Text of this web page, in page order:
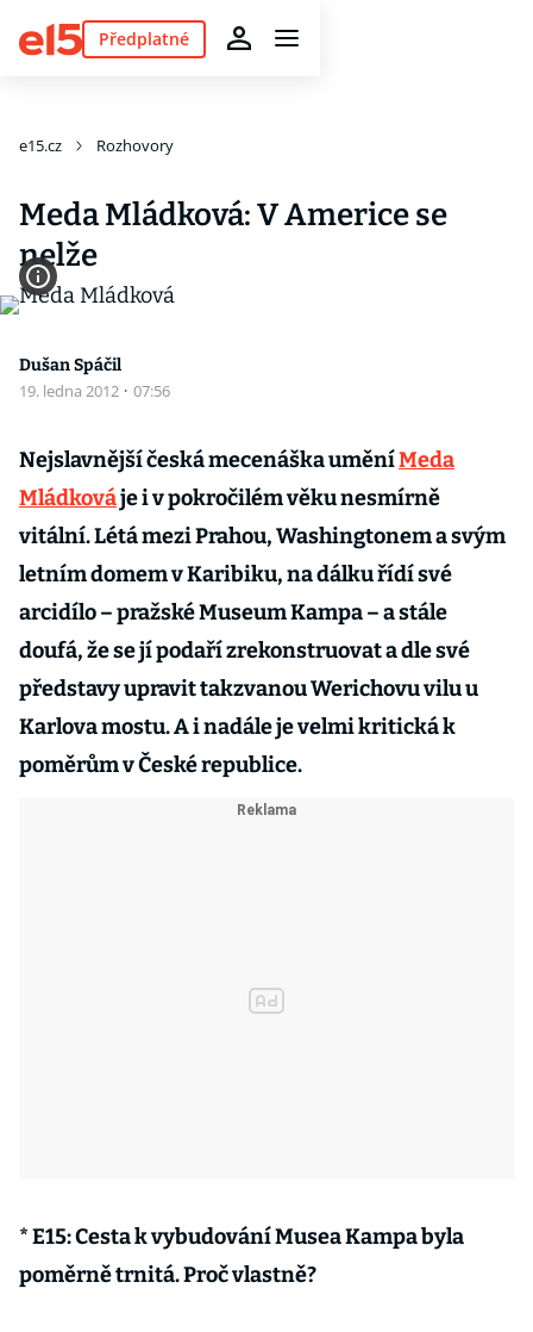
Předplatné
e15.cz Rozhovory
Meda Mládková: V Americe se
nelže
Dušan Spáčil
19. ledna 2012 · 07:56
Nejslavnější česká mecenáška uměníMeda
Mládkováje i v pokročilém věku nesmírně
vitální. Létá mezi Prahou, Washingtonem a svým
letním domem v Karibiku, na dálku řídí své
arcidílo – pražské Museum Kampa – a stále
doufá, že se jí podaří zrekonstruovat a dle své
představy upravit takzvanou Werichovu vilu u
Karlova mostu. A i nadále je velmi kritická k
poměrům v České republice.
* E15: Cesta k vybudování Musea Kampa byla
poměrně trnitá. Proč vlastně?